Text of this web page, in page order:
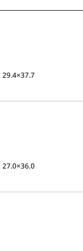
29.4×37.7
27.0×36.0